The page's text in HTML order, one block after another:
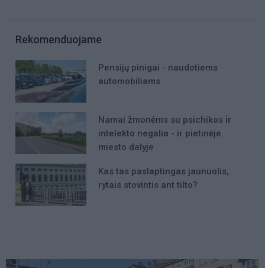
Rekomenduojame
Pensijų pinigai - naudotiems
automobiliams
Namai žmonėms su psichikos ir
intelekto negalia - ir pietinėje
miesto dalyje
Kas tas paslaptingas jaunuolis,
rytais stovintis ant tilto?